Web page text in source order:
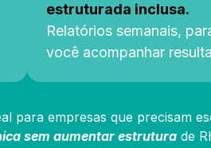
estruturada inclusa.
Relatórios semanais,
você acompanhar
para empresas que precisam
sem aumentar estrutura de